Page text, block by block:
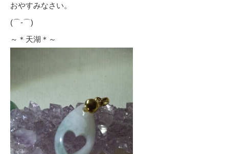
おやすみなさい。
(⌒‐⌒)
～＊天湖＊～